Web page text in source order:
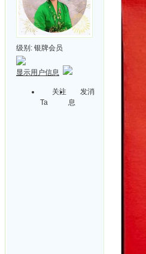
级别: 银牌会员
显示用户信息
关注
Ta
发消
息